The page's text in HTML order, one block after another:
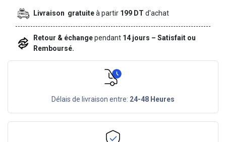
Livraison gratuiteà partir 199 DTd'achat
Retour & échangependant 14 jours – Satisfait ou
Remboursé.
Délais de livraison entre: 24-48 Heures